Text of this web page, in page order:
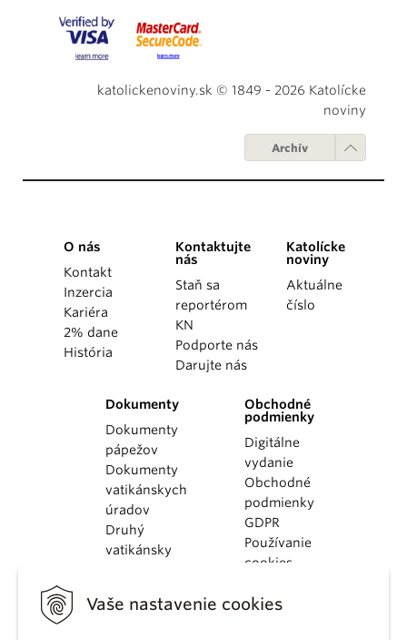
Vaše nastavenie cookies
katolickenoviny.sk © 1849 - 2026 Katolícke
noviny
Archív
O nás
Kontakt
Inzercia
Kariéra
2% dane
História
Kontaktujte
nás
Staň sa
reportérom
KN
Podporte nás
Darujte nás
Katolícke
noviny
Aktuálne
číslo
Dokumenty
Dokumenty
pápežov
Dokumenty
vatikánskych
úradov
Druhý
vatikánsky
KBS
Obchodné
podmienky
Digitálne
vydanie
Obchodné
podmienky
GDPR
Používanie
cookies